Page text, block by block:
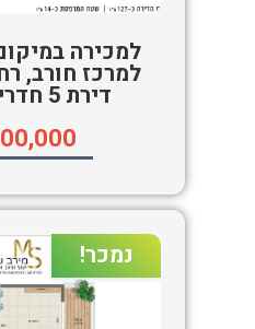
למכירה
למרכז חורב,
דירת 5 חדרים שטוחה
נמכר!